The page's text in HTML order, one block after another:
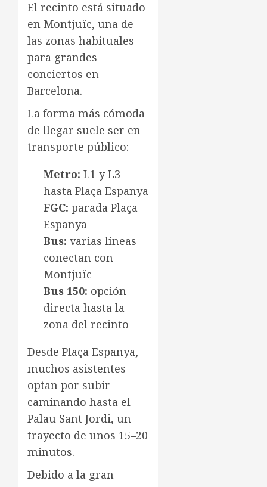
El recinto está situado
en Montjuïc, una de
las zonas habituales
para grandes
conciertos en
Barcelona.
La forma más cómoda
de llegar suele ser en
transporte público:
Metro: L1 y L3
hasta Plaça Espanya
FGC: parada Plaça
Espanya
Bus: varias líneas
conectan con
Montjuïc
Bus 150: opción
directa hasta la
zona del recinto
Desde Plaça Espanya,
muchos asistentes
optan por subir
caminando hasta el
Palau Sant Jordi, un
trayecto de unos 15–20
minutos.
Debido a la gran